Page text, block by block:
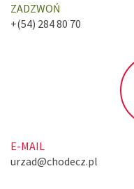
ZADZWOŃ
+(54) 284 80 70
E-MAIL
urzad@chodecz.pl